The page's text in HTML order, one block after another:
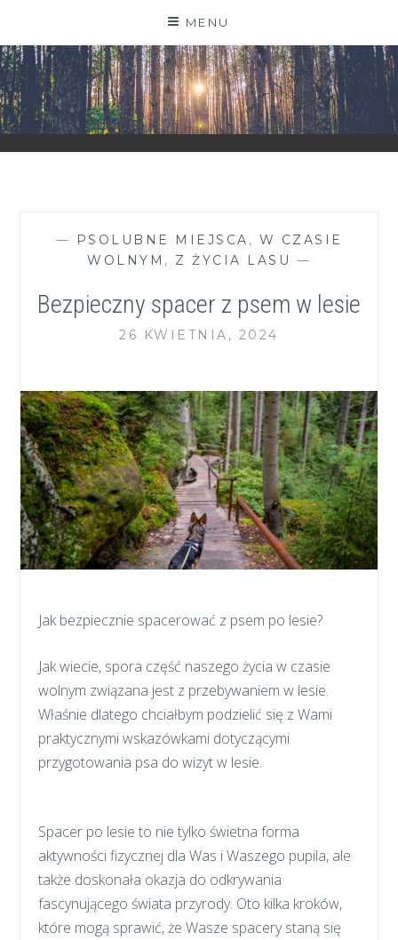
content
MENU
ZGRANESTADO.PL
FOTOGRAFICZNE ZAPISKI DNIA CODZIENNEGO
— PSOLUBNE MIEJSCA , W CZASIE
WOLNYM , Z ŻYCIA LASU —
Bezpieczny spacer z psem w lesie
26 KWIETNIA, 2024
Jak bezpiecznie spacerować z psem po lesie?
Jak wiecie, spora część naszego życia w czasie
wolnym związana jest z przebywaniem w lesie.
Właśnie dlatego chciałbym podzielić się z Wami
praktycznymi wskazówkami dotyczącymi
przygotowania psa do wizyt w lesie.
Spacer po lesie to nie tylko świetna forma
aktywności fizycznej dla Was i Waszego pupila, ale
także doskonała okazja do odkrywania
fascynującego świata przyrody. Oto kilka kroków,
które mogą sprawić, że Wasze spacery staną się